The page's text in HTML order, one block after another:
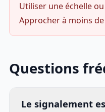
Utiliser une échelle
Approcher à moins
Questions
Le signalement